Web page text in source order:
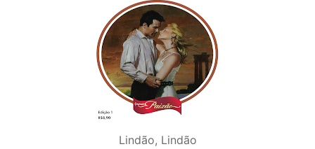
Lindão, Lindão